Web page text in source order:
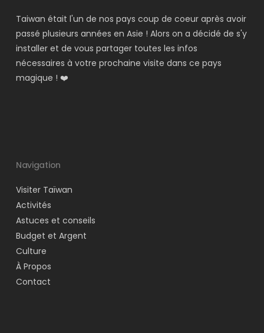
Taiwan était l'un de nos pays coup de coeur après avoir
passé plusieurs années en Asie ! Alors on a décidé de s'y
installer et de vous partager toutes les infos
nécessaires à votre prochaine visite dans ce pays
magique ! ❤️
Navigation
Visiter Taïwan
Activités
Astuces et conseils
Budget et Argent
Culture
À Propos
Contact